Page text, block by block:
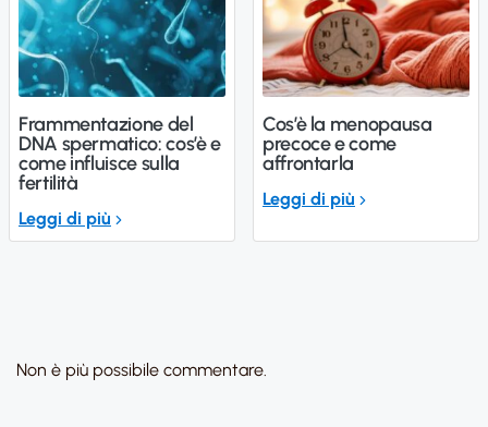
Frammentazione del
DNA spermatico: cos’è e
come influisce sulla
fertilità
Leggi di più
Cos’è la menopausa
precoce e come
affrontarla
Leggi di più
Non è più possibile commentare.